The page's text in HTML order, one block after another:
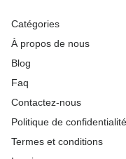
Catégories
À propos de nous
Blog
Faq
Contactez-nous
Politique de confidentialité
Termes et conditions